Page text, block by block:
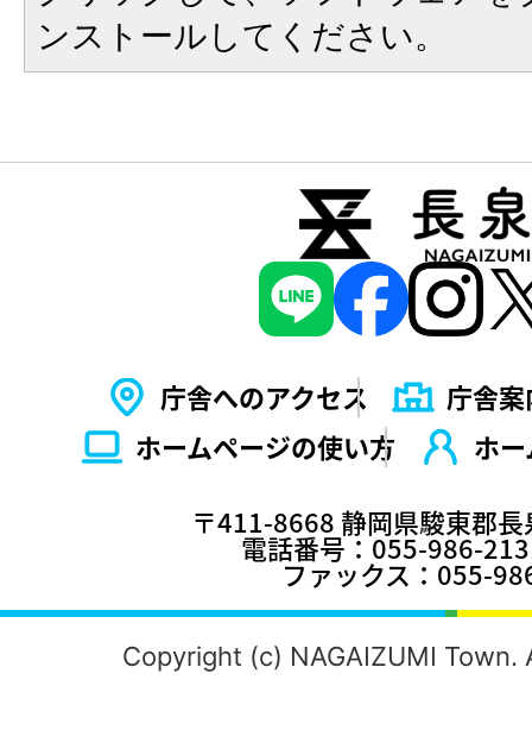
ンストールしてください。
庁舎へのアクセス
庁舎案
ホームページの使い⽅
ホ
〒411-8668 静岡県駿東郡
電話番号：055-986-
ファックス：055-
Copyright (c) NAGAIZUMI Town.